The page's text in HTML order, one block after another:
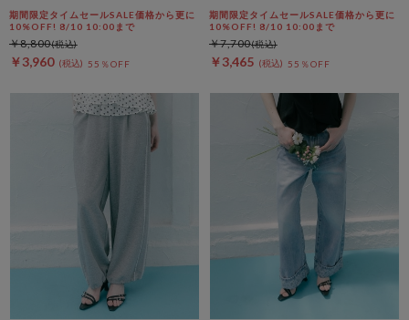
期間限定タイムセールSALE価格から更に
10%OFF! 8/10 10:00まで
￥3,960 55％OFF
￥8,800
期間限定タイムセールSALE価格から更に
10%OFF! 8/10 10:00まで
￥3,465 55％OFF
￥7,700